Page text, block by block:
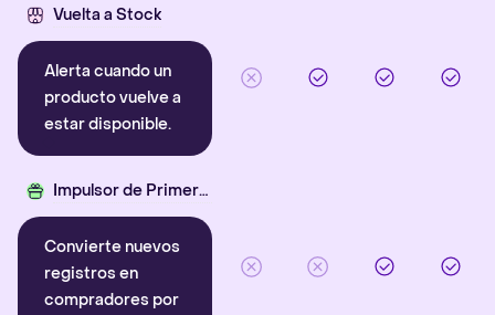
Vuelta a Stock
Alerta cuando un
producto vuelve a
estar disponible.
Impulsor de Primera Compra
Convierte nuevos
registros en
compradores por